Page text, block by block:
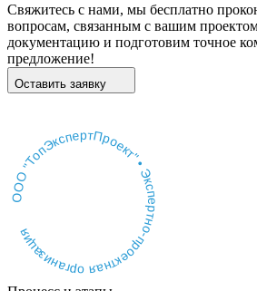
Свяжитесь с нами, мы бесплатно
вопросам, связанным с вашим
документацию и подготовим точное
предложение!
Оставить заявку
ООО "ТопЭкспертПроект" • Экспертно-проектная организация